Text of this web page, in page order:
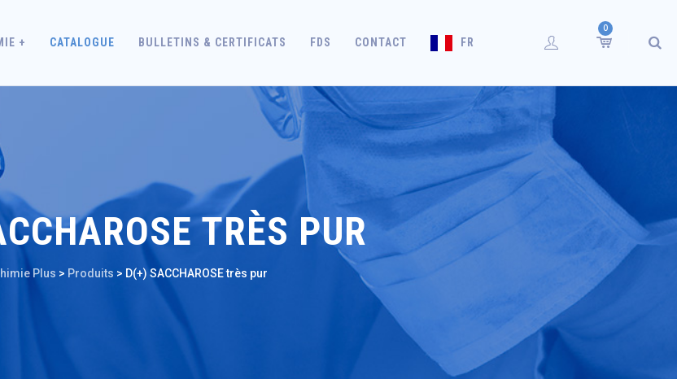
0
+ CATALOGUE BULLETINS & CERTIFICATS FDS CONTACT FR
TRÈS PUR
Plus > Produits > D(+) SACCHAROSE très pur